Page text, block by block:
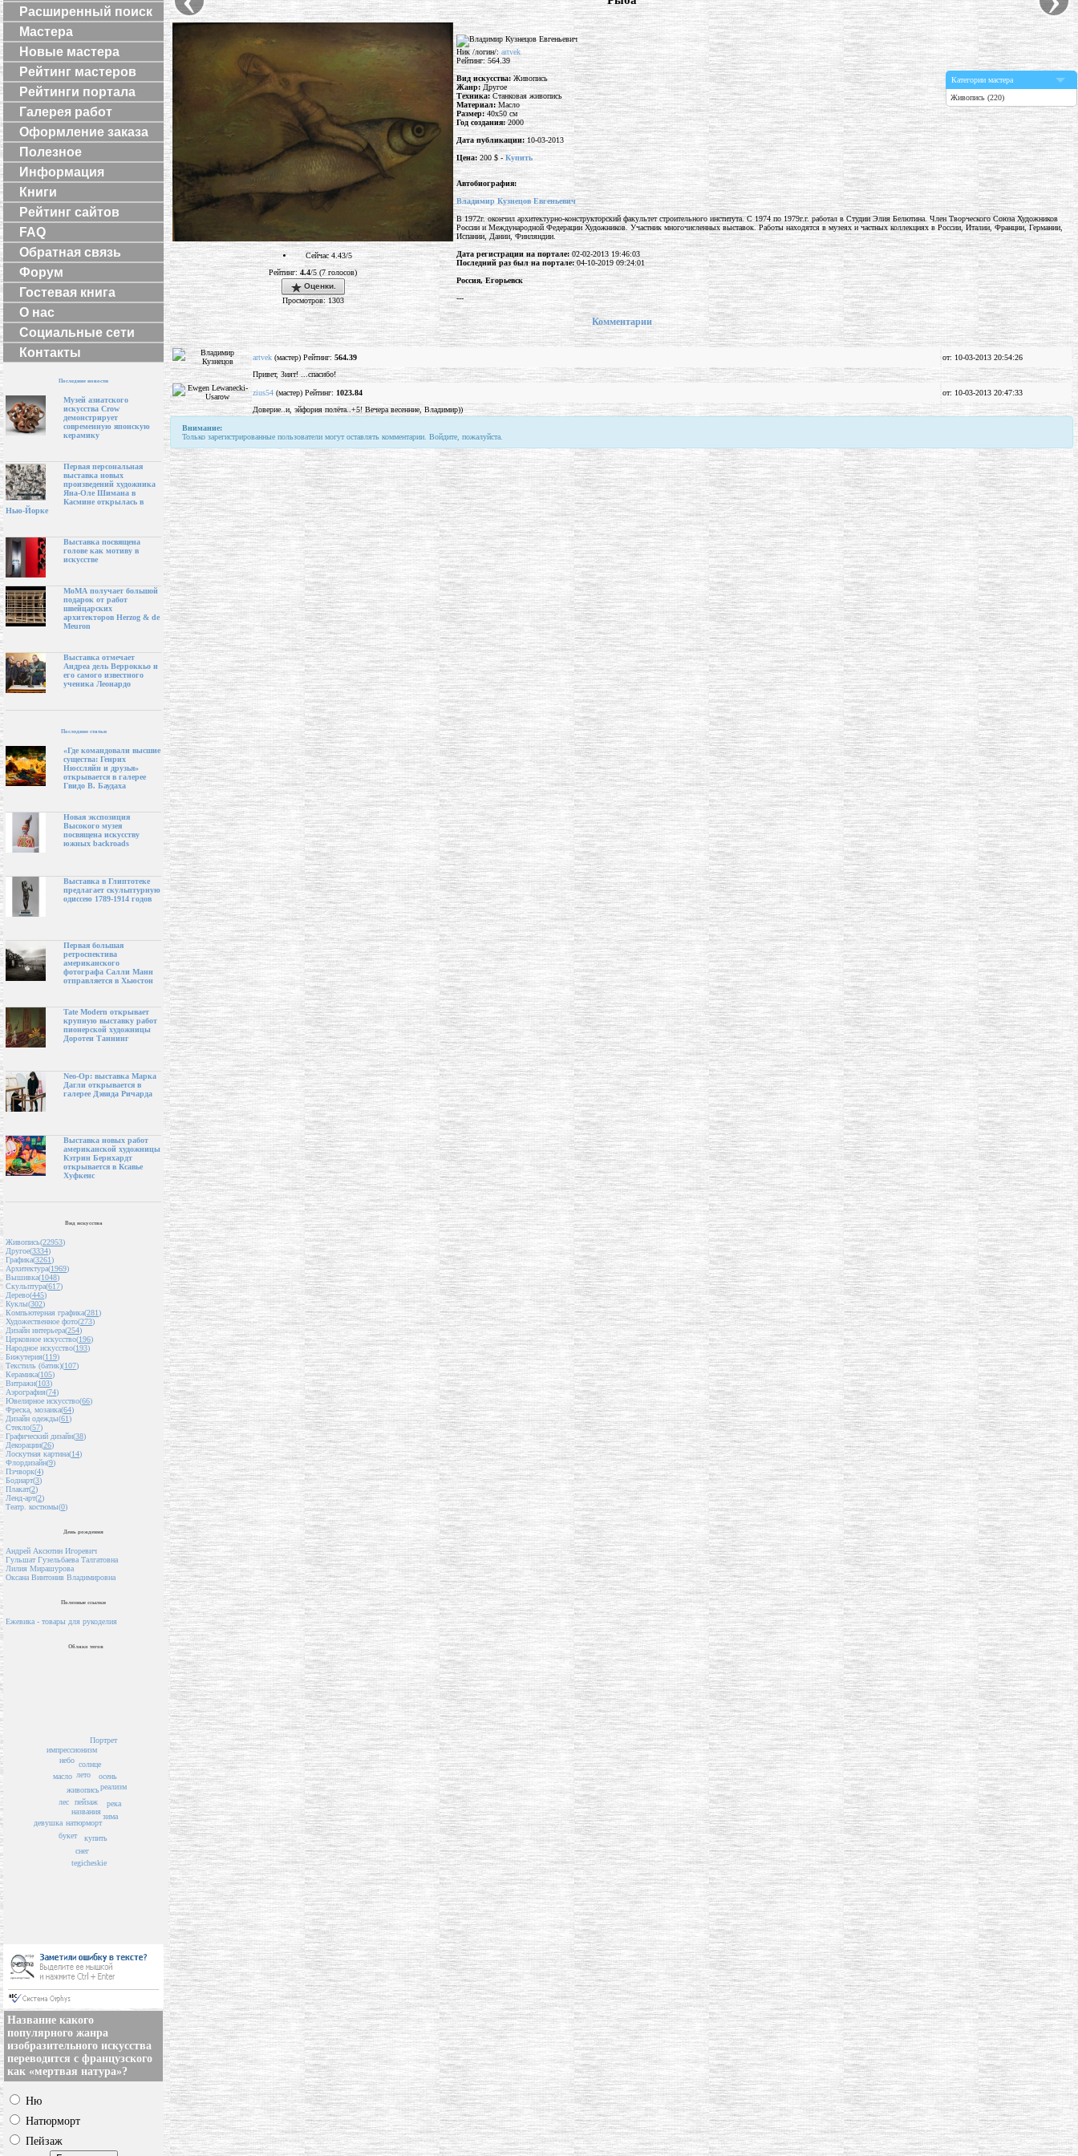
Расширенный поиск
Мастера
Новые мастера
Рейтинг мастеров
Рейтинги портала
Галерея работ
Оформление заказа
Полезное
Информация
Книги
Рейтинг сайтов
FAQ
Обратная связь
Форум
Гостевая книга
О нас
Социальные сети
Контакты
Последние новости
Музей азиатского
искусства Crow
демонстрирует
современную японскую
керамику
Первая персональная
выставка новых
произведений художника
Яна-Оле Шимана в
Касмине открылась в
Нью-Йорке
Выставка посвящена
голове как мотиву в
искусстве
МоМА получает большой
подарок от работ
швейцарских
архитекторов Herzog & de
Meuron
Выставка отмечает
Андреа дель Верроккьо и
его самого известного
ученика Леонардо
Последние статьи
«Где командовали высшие
существа: Генрих
Нюссляйн и друзья»
открывается в галерее
Гвидо В. Баудаха
Новая экспозиция
Высокого музея
посвящена искусству
южных backroads
Выставка в Глиптотеке
предлагает скульптурную
одиссею 1789-1914 годов
Первая большая
ретроспектива
американского
фотографа Салли Манн
отправляется в Хьюстон
Tate Modern открывает
крупную выставку работ
пионерской художницы
Доротеи Таннинг
Neo-Op: выставка Марка
Дагли открывается в
галерее Дэвида Ричарда
Выставка новых работ
американской художницы
Кэтрин Бернхардт
открывается в Ксавье
Хуфкенс
Вид искусства
Живопись(22953)
Другое(3334)
Графика(3261)
Архитектура(1969)
Вышивка(1048)
Скульптура(617)
Дерево(445)
Куклы(302)
Компьютерная графика(281)
Художественное фото(273)
Дизайн интерьера(254)
Церковное искусство(196)
Народное искусство(193)
Бижутерия(119)
Текстиль (батик)(107)
Керамика(105)
Витражи(103)
Аэрография(74)
Ювелирное искусство(66)
Фреска, мозаика(64)
Дизайн одежды(61)
Стекло(57)
Графический дизайн(38)
Декорации(26)
Лоскутная картина(14)
Флордизайн(9)
Пэчворк(4)
Бодиарт(3)
Плакат(2)
Ленд-арт(2)
Театр. костюмы(0)
День рождения
Андрей Аксютин Игоревич
Гульшат Гузельбаева Талгатовна
Лилия Мирашурова
Оксана Винтонив Владимировна
Полезные ссылки
Ежевика - товары для рукоделия
Облако тегов
пейзаж
названия
живопись
лето
натюрморт
купить
солнце
лес
зима
осень
букет
масло
река
снег
tegicheskie
реализм
небо
импрессионизм
Портрет
девушка
Название какого
популярного жанра
изобразительного искусства
переводится с французского
как «мертвая натура»?
Ню
Натюрморт
Пейзаж
Сейчас 4.43/5
Рейтинг: 4.4/5 (7 голосов)
Оценки.
Просмотров: 1303
Ник /логин/:artvek
Рейтинг: 564.39
Вид искусства: Живопись
Жанр: Другое
Техника:Станковая живопись
Материал:Масло
Размер:40x50 см
Год создания:2000
Дата публикации: 10-03-2013
Цена:200 $ - Купить
Категории мастера
Живопись (220)
Автобиография:
Владимир Кузнецов Евгеньевич
В 1972г. окончил архитектурно-конструкторский факультет строительного института. С 1974 по 1979г.г. работал в Студии Элия Белютина. Член Творческого Союза Художников
России и Международной Федерации Художников. Участник многочисленных выставок. Работы находятся в музеях и частных коллекциях в России, Италии, Франции, Германии,
Испании, Дании, Финляндии.
Дата регистрации на портале: 02-02-2013 19:46:03
Последний раз был на портале:04-10-2019 09:24:01
Россия, Егорьевск
---
Комментарии
artvek (мастер) Рейтинг: 564.39
от: 10-03-2013 20:54:26
Привет, Зият! ...спасибо!
zius54 (мастер) Рейтинг: 1023.84
от: 10-03-2013 20:47:33
Доверие..и, эйфория полёта..+5! Вечера весенние, Владимир))
Внимание:
Только зарегистрированные пользователи могут оставлять комментарии. Войдите, пожалуйста.